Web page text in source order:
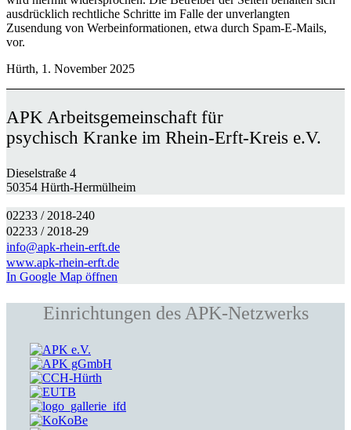
ausdrücklich rechtliche Schritte im Falle der unverlangten
Zusendung von Werbeinformationen, etwa durch Spam-E-Mails,
vor.
Hürth, 1. November 2025
APK Arbeitsgemeinschaft für
psychisch Kranke im Rhein-Erft-Kreis e.V.
Dieselstraße 4
50354 Hürth-Hermülheim
02233 / 2018-240
02233 / 2018-29
info@apk-rhein-erft.de
www.apk-rhein-erft.de
In Google Map öffnen
Einrichtungen des APK-Netzwerks